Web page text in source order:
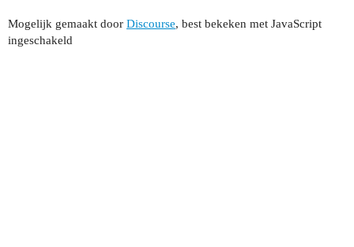
Mogelijk gemaakt door Discourse, best bekeken met JavaScript
ingeschakeld